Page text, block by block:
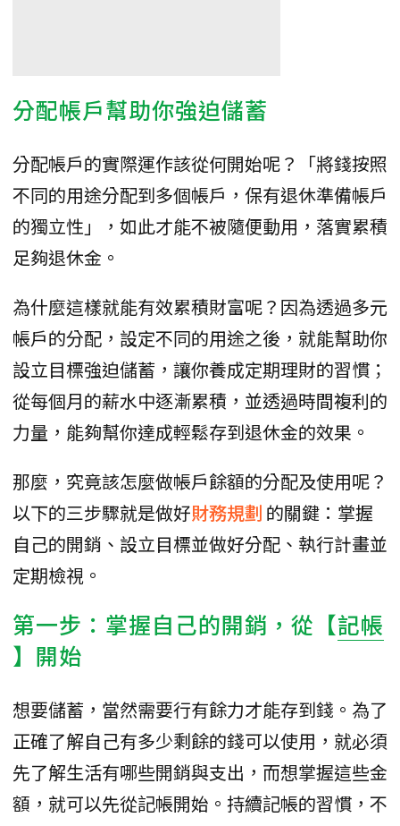
分配帳戶幫助你強迫儲蓄
分配帳戶的實際運作該從何開始呢？「將錢按照
不同的用途分配到多個帳戶，保有退休準備帳戶
的獨立性」，如此才能不被隨便動用，落實累積
足夠退休金。
為什麼這樣就能有效累積財富呢？因為透過多元
帳戶的分配，設定不同的用途之後，就能幫助你
設立目標強迫儲蓄，讓你養成定期理財的習慣；
從每個月的薪水中逐漸累積，並透過時間複利的
力量，能夠幫你達成輕鬆存到退休金的效果。
那麼，究竟該怎麼做帳戶餘額的分配及使用呢？
以下的三步驟就是做好財務規劃 的關鍵：掌握
自己的開銷、設立目標並做好分配、執行計畫並
定期檢視。
第一步：掌握自己的開銷，從【記帳
】開始
想要儲蓄，當然需要行有餘力才能存到錢。為了
正確了解自己有多少剩餘的錢可以使用，就必須
先了解生活有哪些開銷與支出，而想掌握這些金
額，就可以先從記帳開始。持續記帳的習慣，不